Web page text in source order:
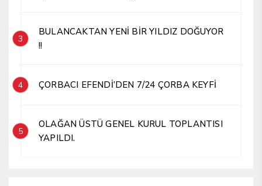
3
BULANCAKTAN YENİ BİR YILDIZ DOĞUYOR
!!
4 ÇORBACI EFENDİ’DEN 7/24 ÇORBA KEYFİ
5
OLAĞAN ÜSTÜ GENEL KURUL TOPLANTISI
YAPILDI.